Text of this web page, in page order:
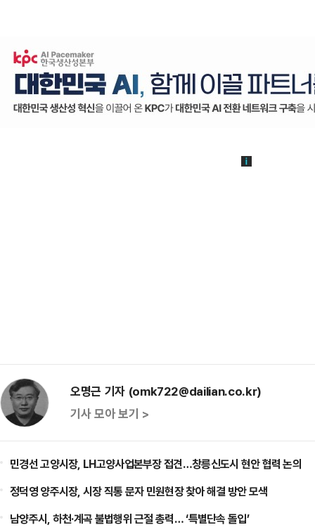
오명근 기자 (omk722@dailian.co.kr)
기사 모아 보기 >
민경선 고양시장, LH고양사업본부장 접견…창릉신도시 현안 협력 논의
정덕영 양주시장, 시장 직통 문자 민원현장 찾아 해결 방안 모색
남양주시, 하천·계곡 불법행위 근절 총력… ‘특별단속 돌입’